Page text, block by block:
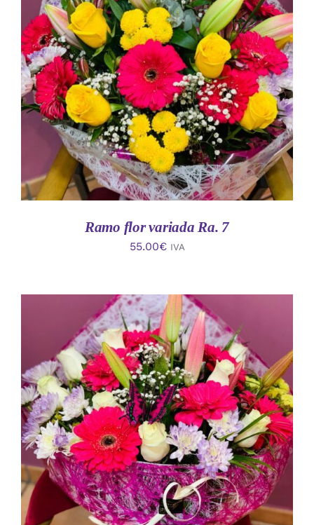
AÑADIR AL CARRITO
/
DETALLES
Ramo flor variada Ra. 7
55.00€ IVA
AÑADIR AL CARRITO
/
DETALLES